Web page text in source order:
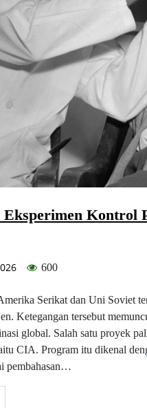
Kontrol
600
Serikat dan Uni Soviet
Ketegangan tersebut
global. Salah satu proyek
CIA. Program itu dikenal
pembahasan…